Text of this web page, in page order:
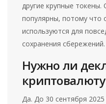
другие крупные
популярны, потому что
используются для
сохранения сбережений.
Нужно ли
Да. До 30 сентября